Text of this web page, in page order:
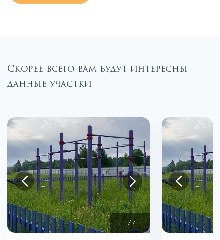
Скорее всего вам будут интересны
данные участки
1/7